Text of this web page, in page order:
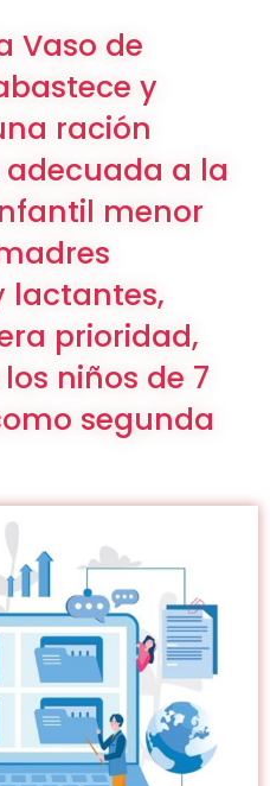
Vaso de
y
ración
a la
menor
lactantes,
prioridad,
niños de 7
segunda